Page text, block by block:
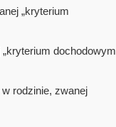
„kryterium
„kryterium dochodowym
rodzinie, zwanej